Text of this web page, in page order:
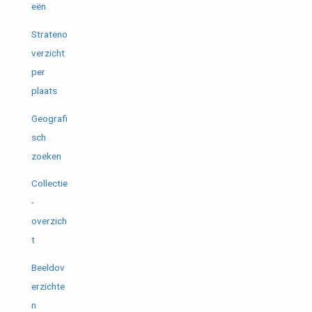
eën
Strateno
verzicht
per
plaats
Geografi
sch
zoeken
Collectie
-
overzich
t
Beeldov
erzichte
n